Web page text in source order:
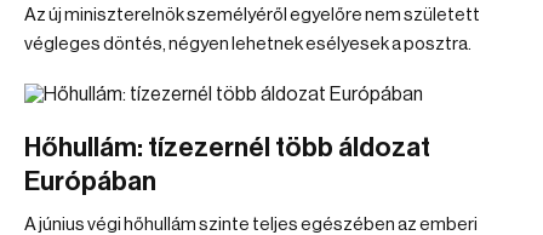
Az új miniszterelnök személyéről egyelőre nem született
végleges döntés, négyen lehetnek esélyesek a posztra.
Hőhullám: tízezernél több áldozat
Európában
A június végi hőhullám szinte teljes egészében az emberi